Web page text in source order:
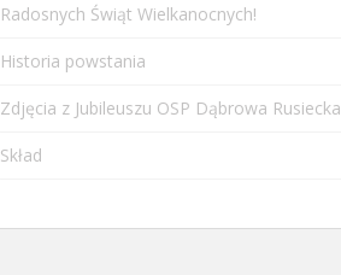
Radosnych Świąt Wielkanocnych!
Historia powstania
Zdjęcia z Jubileuszu OSP Dąbrowa Rusiecka
Skład